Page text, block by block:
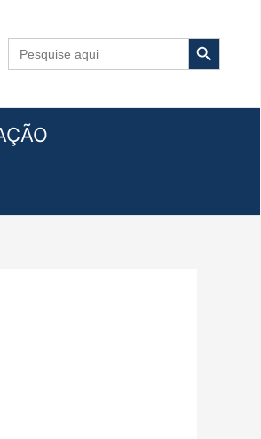
Search
for:
Search Button